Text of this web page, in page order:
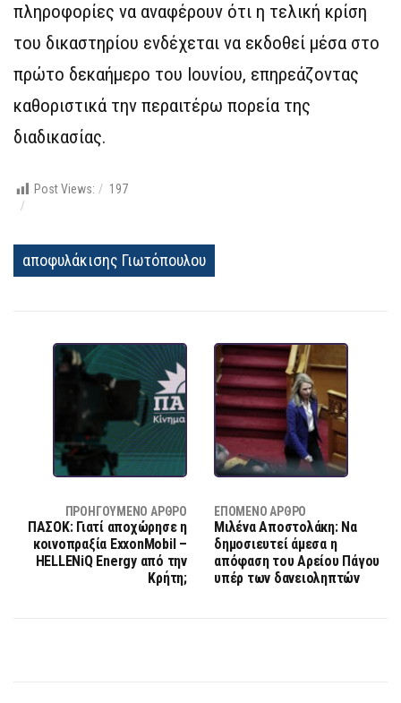
πληροφορίες να αναφέρουν ότι η τελική κρίση
του δικαστηρίου ενδέχεται να εκδοθεί μέσα στο
πρώτο δεκαήμερο του Ιουνίου, επηρεάζοντας
καθοριστικά την περαιτέρω πορεία της
διαδικασίας.
Post Views: 197
αποφυλάκισης Γιωτόπουλου
ΠΡΟΗΓΟΎΜΕΝΟ ΆΡΘΡΟ
ΠΑΣΟΚ: Γιατί αποχώρησε η
κοινοπραξία ExxonMobil –
HELLENiQ Energy από την
Κρήτη;
ΕΠΌΜΕΝΟ ΆΡΘΡΟ
Μιλένα Αποστολάκη: Να
δημοσιευτεί άμεσα η
απόφαση του Αρείου Πάγου
υπέρ των δανειοληπτών